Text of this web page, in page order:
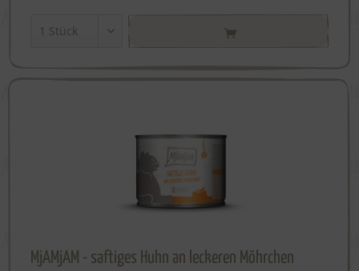
MjAMjAM - saftiges Huhn an leckeren Möhrchen